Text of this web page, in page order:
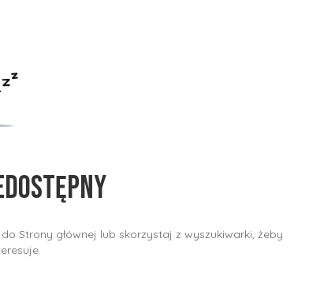
Strony głównej lub skorzystaj z wyszukiwarki, żeby